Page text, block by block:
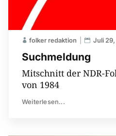
Suchmeldung
folker redaktion Juli
Mitschnitt der NDR-
von 1984
Weiterlesen...